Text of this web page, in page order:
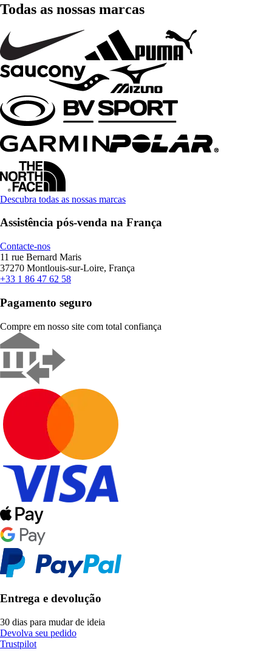
Todas as nossas marcas
Descubra todas as nossas marcas
Assistência pós-venda na França
Contacte-nos
11 rue Bernard Maris
37270 Montlouis-sur-Loire, França
+33 1 86 47 62 58
Pagamento seguro
Compre em nosso site com total confiança
Entrega e devolução
30 dias para mudar de ideia
Devolva seu pedido
Trustpilot